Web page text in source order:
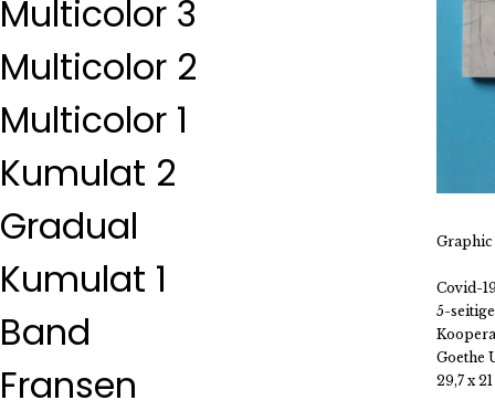
Multicolor 3
Multicolor 2
Multicolor 1
Kumulat 2
Gradual
Kumulat 1
Band
Fransen
Graphic
Covid-
5-
Goethe
29,7 x